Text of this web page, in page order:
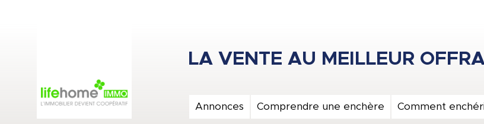
Annonces Comprendre une enchère Comment